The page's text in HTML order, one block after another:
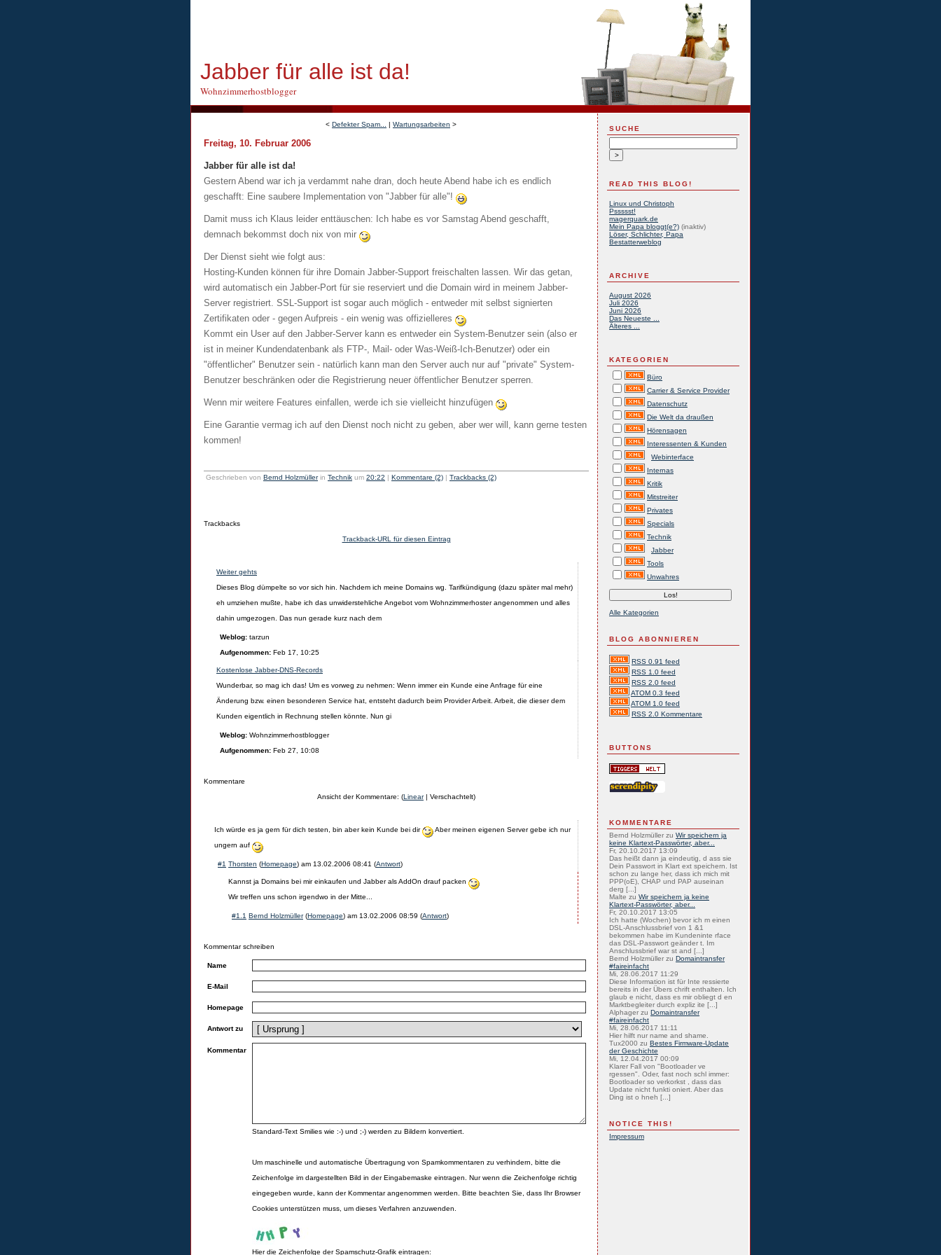
Jabber für alle ist da!
Wohnzimmerhostblogger
< Defekter Spam... | Wartungsarbeiten >
Freitag, 10. Februar 2006
Jabber für alle ist da!
Gestern Abend war ich ja verdammt nahe dran, doch heute Abend habe ich es endlich
geschafft: Eine saubere Implementation von "Jabber für alle"!
Damit muss ich Klaus leider enttäuschen: Ich habe es vor Samstag Abend geschafft,
demnach bekommst doch nix von mir
Der Dienst sieht wie folgt aus:
Hosting-Kunden können für ihre Domain Jabber-Support freischalten lassen. Wir das getan,
wird automatisch ein Jabber-Port für sie reserviert und die Domain wird in meinem Jabber-
Server registriert. SSL-Support ist sogar auch möglich - entweder mit selbst signierten
Zertifikaten oder - gegen Aufpreis - ein wenig was offizielleres
Kommt ein User auf den Jabber-Server kann es entweder ein System-Benutzer sein (also er
ist in meiner Kundendatenbank als FTP-, Mail- oder Was-Weiß-Ich-Benutzer) oder ein
"öffentlicher" Benutzer sein - natürlich kann man den Server auch nur auf "private" System-
Benutzer beschränken oder die Registrierung neuer öffentlicher Benutzer sperren.
Wenn mir weitere Features einfallen, werde ich sie vielleicht hinzufügen
Eine Garantie vermag ich auf den Dienst noch nicht zu geben, aber wer will, kann gerne testen
kommen!
Geschrieben von Bernd Holzmüllerin Technik um 20:22 | Kommentare (2) | Trackbacks (2)
Trackbacks
Trackback-URL für diesen Eintrag
Weiter gehts
Dieses Blog dümpelte so vor sich hin. Nachdem ich meine Domains wg. Tarifkündigung (dazu später mal mehr)
eh umziehen mußte, habe ich das unwiderstehliche Angebot vom Wohnzimmerhoster angenommen und alles
dahin umgezogen. Das nun gerade kurz nach dem
Weblog: tarzun
Aufgenommen: Feb 17, 10:25
Kostenlose Jabber-DNS-Records
Wunderbar, so mag ich das! Um es vorweg zu nehmen: Wenn immer ein Kunde eine Anfrage für eine
Änderung bzw. einen besonderen Service hat, entsteht dadurch beim Provider Arbeit. Arbeit, die dieser dem
Kunden eigentlich in Rechnung stellen könnte. Nun gi
Weblog: Wohnzimmerhostblogger
Aufgenommen: Feb 27, 10:08
Kommentare
Ansicht der Kommentare: (Linear| Verschachtelt)
Ich würde es ja gern für dich testen, bin aber kein Kunde bei dir
Aber meinen eigenen Server gebe ich nur
ungern auf
#1 Thorsten (Homepage) am 13.02.2006 08:41 (Antwort)
Kannst ja Domains bei mir einkaufen und Jabber als AddOn drauf packen
Wir treffen uns schon irgendwo in der Mitte...
#1.1 Bernd Holzmüller (Homepage) am 13.02.2006 08:59 (Antwort)
Kommentar schreiben
Name
E-Mail
Homepage
Antwort zu
Kommentar
Standard-Text Smilies wie :-) und ;-) werden zu Bildern konvertiert.
Um maschinelle und automatische Übertragung von Spamkommentaren zu verhindern, bitte die
Zeichenfolge im dargestellten Bild in der Eingabemaske eintragen. Nur wenn die Zeichenfolge richtig
eingegeben wurde, kann der Kommentar angenommen werden. Bitte beachten Sie, dass Ihr Browser
Cookies unterstützen muss, um dieses Verfahren anzuwenden.
Hier die Zeichenfolge der Spamschutz-Grafik eintragen:
SUCHE
READ THIS BLOG!
Linux und Christoph
Pssssst!
magerquark.de
Mein Papa bloggt(e?) (inaktiv)
Löser, Schlichter, Papa
Bestatterweblog
ARCHIVE
August 2026
Juli 2026
Juni 2026
Das Neueste ...
Älteres ...
KATEGORIEN
Büro
Carrier & Service Provider
Datenschutz
Die Welt da draußen
Hörensagen
Interessenten & Kunden
Webinterface
Internas
Kritik
Mitstreiter
Privates
Specials
Technik
Jabber
Tools
Unwahres
Alle Kategorien
BLOG ABONNIEREN
RSS 0.91 feed
RSS 1.0 feed
RSS 2.0 feed
ATOM 0.3 feed
ATOM 1.0 feed
RSS 2.0 Kommentare
BUTTONS
KOMMENTARE
Bernd Holzmüller zu Wir speichern ja
keine Klartext-Passwörter, aber...
Fr, 20.10.2017 13:09
Das heißt dann ja eindeutig, d ass sie
Dein Passwort in Klart ext speichern. Ist
schon zu lange her, dass ich mich mit
PPP(oE), CHAP und PAP auseinan
derg [...]
Malte zu Wir speichern ja keine
Klartext-Passwörter, aber...
Fr, 20.10.2017 13:05
Ich hatte (Wochen) bevor ich m einen
DSL-Anschlussbrief von 1 &1
bekommen habe im Kundeninte rface
das DSL-Passwort geänder t. Im
Anschlussbrief war st and [...]
Bernd Holzmüller zu Domaintransfer
#faireinfacht
Mi, 28.06.2017 11:29
Diese Information ist für Inte ressierte
bereits in der Übers chrift enthalten. Ich
glaub e nicht, dass es mir obliegt d en
Marktbegleiter durch expliz ite [...]
Alphager zu Domaintransfer
#faireinfacht
Mi, 28.06.2017 11:11
Hier hilft nur name and shame.
Tux2000 zu Bestes Firmware-Update
der Geschichte
Mi, 12.04.2017 00:09
Klarer Fall von "Bootloader ve
rgessen". Oder, fast noch schl immer:
Bootloader so verkorkst , dass das
Update nicht funkti oniert. Aber das
Ding ist o hneh [...]
NOTICE THIS!
Impressum